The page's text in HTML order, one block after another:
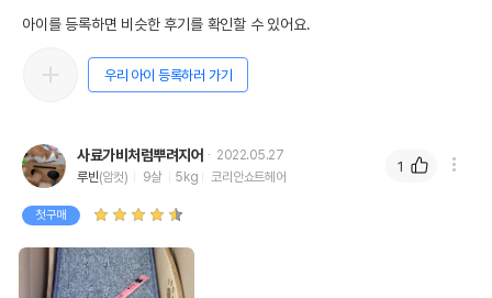
아이를 등록하면 비슷한 후기를 확인할 수 있어요.
우리 아이 등록하러 가기
사료가비처럼뿌려지어
2022.05.27
루빈(암컷) 9살 5kg 코리안쇼트헤어
첫구매
1